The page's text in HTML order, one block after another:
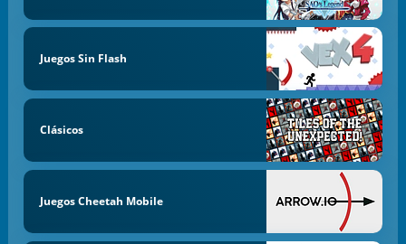
Juegos Sin Flash
Clásicos
Juegos Cheetah Mobile